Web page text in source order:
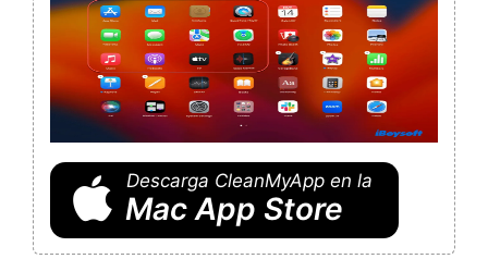
Descarga CleanMyApp en la
Mac App Store